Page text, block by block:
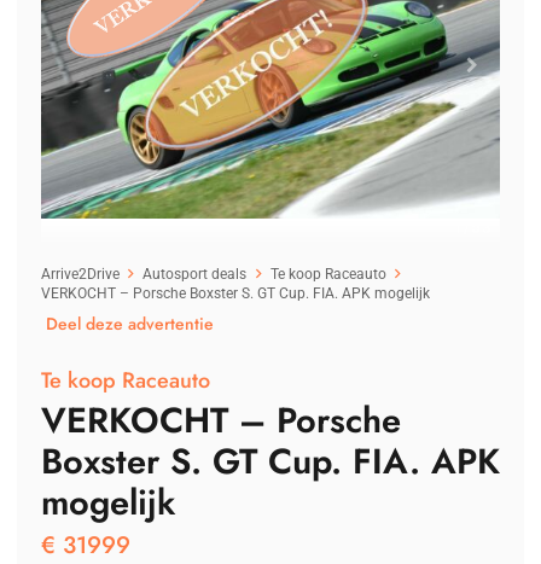
Arrive2Drive Autosport deals
Te koop Raceauto
VERKOCHT – Porsche Boxster S. GT Cup. FIA. APK mogelijk
Deel deze advertentie
Te koop Raceauto
VERKOCHT – Porsche
Boxster S. GT Cup. FIA. APK
mogelijk
€ 31999